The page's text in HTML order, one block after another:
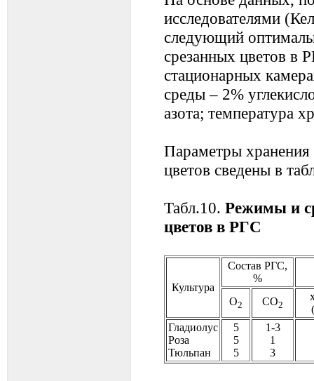
исследователями
следующий
срезанных цветов в
стационарных
среды – 2%
азота; температура
Параметры
цветов сведены в
Табл.10. Режимы и
цветов в РГС
Культура
Состав РГС,
%
О2 СО2
Гладиолус
Роза
Тюльпан
5
5
5
1-3
1
3